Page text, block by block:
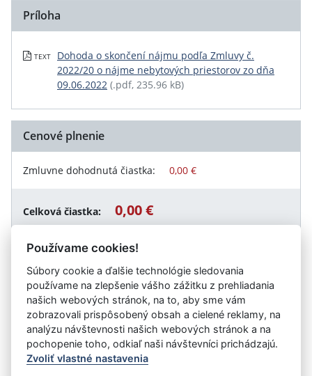
Príloha
TEXT
Dohoda o skončení nájmu podľa Zmluvy č.
2022/20 o nájme nebytových priestorov zo dňa
09.06.2022 (.pdf, 235.96 kB)
Cenové plnenie
Zmluvne dohodnutá čiastka: 0,00 €
Celková čiastka: 0,00 €
Návrat späť
Vystavil:Oravská poliklinika Námestovo
Používame cookies!
Súbory cookie a ďalšie technológie sledovania
používame na zlepšenie vášho zážitku z prehliadania
našich webových stránok, na to, aby sme vám
zobrazovali prispôsobený obsah a cielené reklamy, na
analýzu návštevnosti našich webových stránok a na
pochopenie toho, odkiaľ naši návštevníci prichádzajú.
Zvoliť vlastné nastavenia